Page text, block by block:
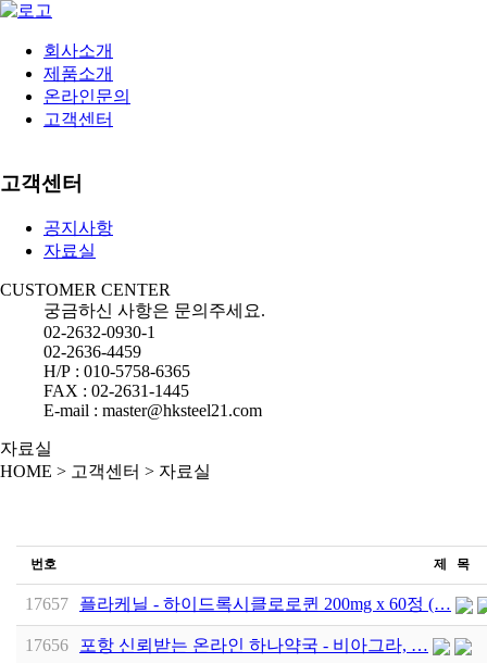
회사소개
제품소개
온라인문의
고객센터
고객센터
공지사항
자료실
CUSTOMER CENTER
궁금하신 사항은 문의주세요.
02-2632-0930-1
02-2636-4459
H/P : 010-5758-6365
FAX : 02-2631-1445
E-mail : master@hksteel21.com
자료실
HOME > 고객센터 > 자료실
번호 제 목
17657 플라케닐 - 하이드록시클로로퀸 200mg x 60정 (…
17656 포항 신뢰받는 온라인 하나약국 - 비아그라, …